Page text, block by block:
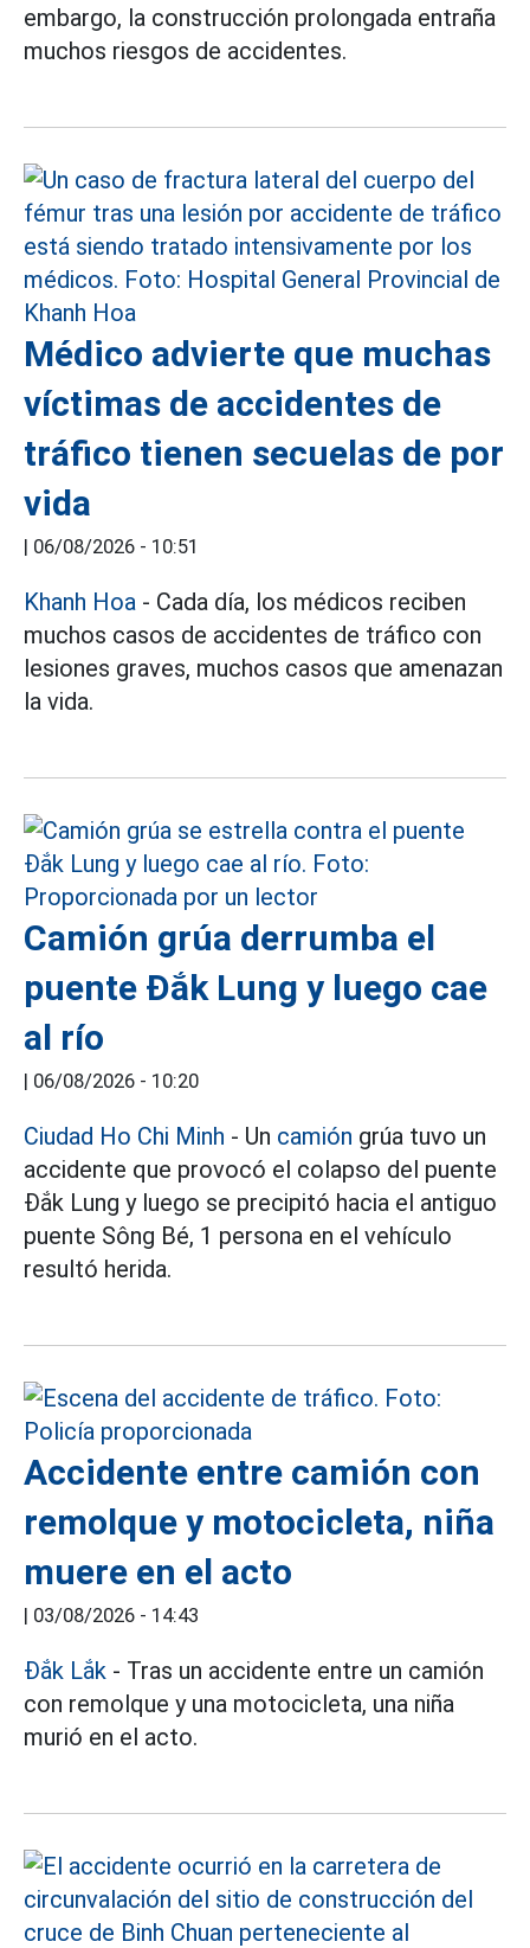
embargo, la construcción prolongada entraña
muchos riesgos de accidentes.
Médico advierte que muchas
víctimas de accidentes de
tráfico tienen secuelas de por
vida
| 06/08/2026 - 10:51
Khanh Hoa - Cada día, los médicos reciben
muchos casos de accidentes de tráfico con
lesiones graves, muchos casos que amenazan
la vida.
Camión grúa derrumba el
puente Đắk Lung y luego cae
al río
| 06/08/2026 - 10:20
Ciudad Ho Chi Minh - Un camión grúa tuvo un
accidente que provocó el colapso del puente
Đắk Lung y luego se precipitó hacia el antiguo
puente Sông Bé, 1 persona en el vehículo
resultó herida.
Accidente entre camión con
remolque y motocicleta, niña
muere en el acto
| 03/08/2026 - 14:43
Đắk Lắk - Tras un accidente entre un camión
con remolque y una motocicleta, una niña
murió en el acto.